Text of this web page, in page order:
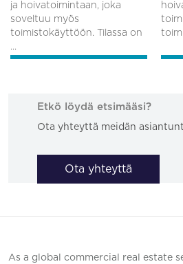
ja hoivatoimintaan, joka
soveltuu myös
toimistokäyttöön. Tilassa on
...
Etkö löydä etsimääsi?
Ota yhteyttä meidän
Ota yhteyttä
As a global commercial real estate